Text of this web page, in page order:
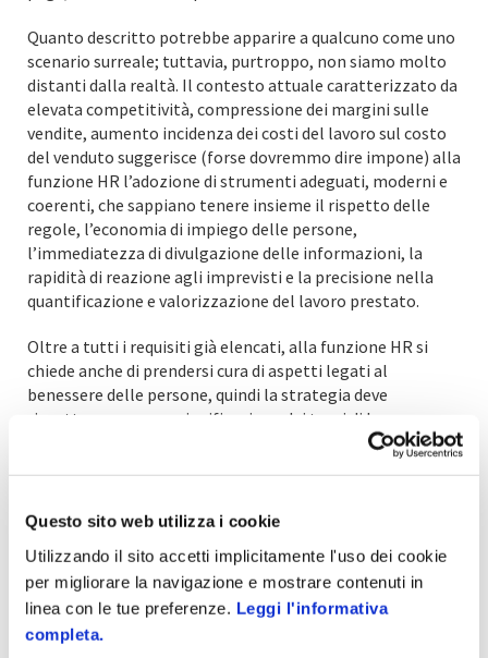
Questo sito web utilizza i cookie
Utilizzando il sito accetti implicitamente l'uso dei cookie
per migliorare la navigazione e mostrare contenuti in
linea con le tue preferenze. Leggi l'informativa
completa.
Quanto descritto potrebbe apparire a qualcuno come uno
scenario surreale; tuttavia, purtroppo, non siamo molto
distanti dalla realtà. Il contesto attuale caratterizzato da
elevata competitività, compressione dei margini sulle
vendite, aumento incidenza dei costi del lavoro sul costo
del venduto suggerisce (forse dovremmo dire impone) alla
funzione HR l’adozione di strumenti adeguati, moderni e
coerenti, che sappiano tenere insieme il rispetto delle
regole, l’economia di impiego delle persone,
l’immediatezza di divulgazione delle informazioni, la
rapidità di reazione agli imprevisti e la precisione nella
quantificazione e valorizzazione del lavoro prestato.
Oltre a tutti i requisiti già elencati, alla funzione HR si
chiede anche di prendersi cura di aspetti legati al
benessere delle persone, quindi la strategia deve
rispettare una equa pianificazione dei turni di lavoro meno
vantaggiosi come i notturni e i festivi, oltre ad evitare
l’accumulo di prestazioni di straordinario a carico di alcune
facilmente impiegabili come sostituti degli assenti.
Come migliorare la gestione delle
risorse umane nel retail
In un contesto così complesso e dinamico, dotarsi di un